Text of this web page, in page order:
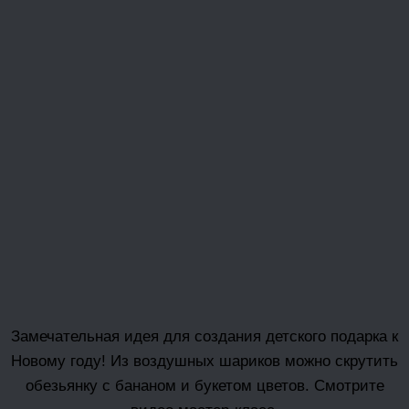
Замечательная идея для создания детского подарка к
Новому году! Из воздушных шариков можно скрутить
обезьянку с бананом и букетом цветов. Смотрите